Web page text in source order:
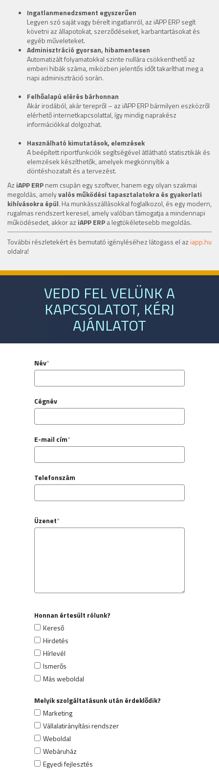
Ingatlanmenedzsment egyszerűen
Legyen szó saját vagy bérelt ingatlanról, az iAPP ERP segít
követni az állapotokat, szerződéseket, karbantartásokat és
egyéb műveleteket.
Adminisztráció gyorsan, hibamentesen
Automatizált folyamatokkal szinte nullára csökkenthető az
emberi hibák száma, miközben jelentős időt takaríthat meg a
napi adminisztráció során.
Felhőalapú elérés bárhonnan
Akár irodából, akár terepről – az iAPP ERP bármilyen eszközről
elérhető internetkapcsolattal, így mindig naprakész
információkkal dolgozhat.
Használható kimutatások, elemzések
A beépített riportfunkciók segítségével átlátható statisztikák és
elemzések készíthetők, amelyek megkönnyítik a
döntéshozatalt és a tervezést.
Az iAPP ERPnem csupán egy szoftver, hanem egy olyan szakmai
megoldás, amelyvalós működési tapasztalatokra és gyakorlati
kihívásokra épül. Ha munkásszállásokkal foglalkozol, és egy modern,
rugalmas rendszert keresel, amely valóban támogatja a mindennapi
működésedet, akkor az iAPP ERPa legtökéletesebb megoldás.
További részletekért és bemutató igényléséhez látogass el aziapp.hu
oldalra!
VEDD FEL VELÜNK A
KAPCSOLATOT, KÉRJ
AJÁNLATOT
Név*
Cégnév
E-mail cím*
Telefonszám
Üzenet*
Honnan értesült rólunk?
Kereső
Hirdetés
Hírlevél
Ismerős
Más weboldal
Melyik szolgáltatásunk után érdeklődik?
Marketing
Vállalatirányítási rendszer
Weboldal
Webáruház
Egyedi fejlesztés